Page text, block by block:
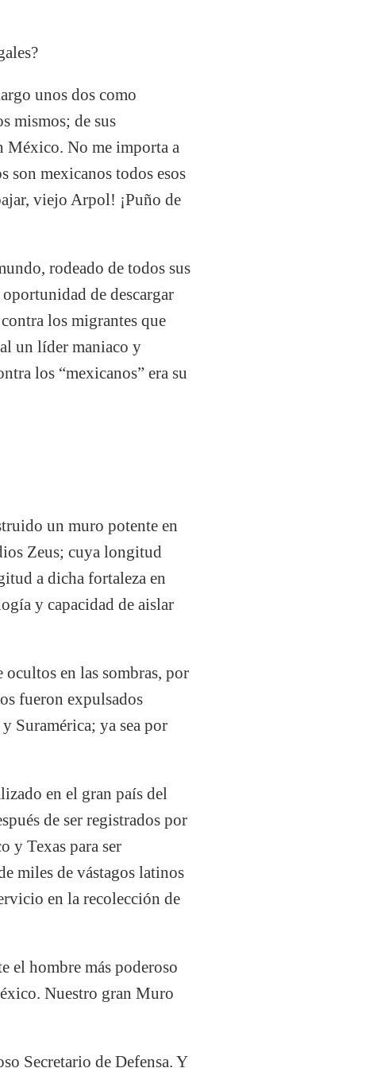
unos dos como
mismos; de sus
México. No me importa a
son mexicanos todos esos
viejo Arpol! ¡Puño de
rodeado de todos sus
de descargar
los migrantes que
un líder maniaco y
los “mexicanos” era su
un muro potente en
Zeus; cuya longitud
a dicha fortaleza en
y capacidad de aislar
en las sombras, por
fueron expulsados
Suramérica; ya sea por
en el gran país del
de ser registrados por
y Texas para ser
miles de vástagos latinos
en la recolección de
hombre más poderoso
Nuestro gran Muro
Secretario de Defensa. Y